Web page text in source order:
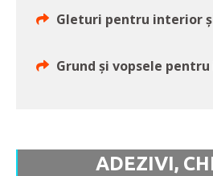
Gleturi pentru interior
Grund și vopsele
ADEZIVI,